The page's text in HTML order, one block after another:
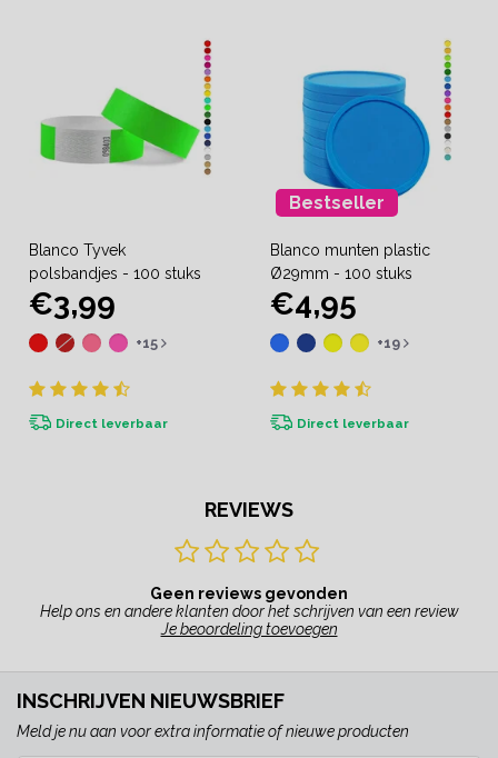
Blanco Tyvek
polsbandjes - 100 stuks
€3,99
+15
Direct leverbaar
Bestseller
Blanco munten plastic
Ø29mm - 100 stuks
€4,95
+19
Direct leverbaar
REVIEWS
Geen reviews gevonden
Help ons en andere klanten door het schrijven van een review
Je beoordeling toevoegen
INSCHRIJVEN NIEUWSBRIEF
Meld je nu aan voor extra informatie of nieuwe producten